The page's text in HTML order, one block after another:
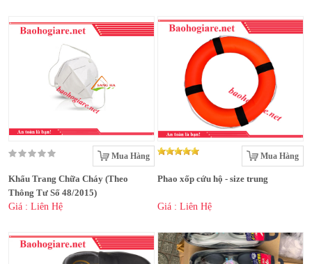
Mua Hàng
Khẩu Trang Chữa Cháy (Theo
Thông Tư Số 48/2015)
Giá : Liên Hệ
Mua Hàng
Phao xốp cứu hộ - size trung
Giá : Liên Hệ